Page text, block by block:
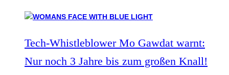
Tech-Whistleblower Mo Gawdat warnt:
Nur noch 3 Jahre bis zum großen Knall!